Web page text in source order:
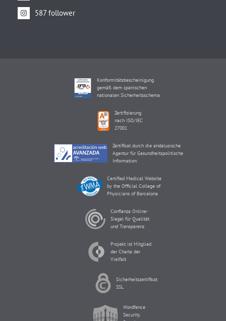
587 follower
Konformitätsbescheinigung
gemäß dem spanischen
nationalen Sicherheitsschema
Zertifizierung
nach ISO/IEC
27001
Zertifikat durch die andalusische
Agentur für Gesundheitspolitische
Information
Certified Medical Website
by the Official College of
Physicians of Barcelona
Confianza Online-
Siegel für Qualität
und Transparenz
Projekt ist Mitglied
der Charta der
Vielfalt
Sicherheitszertifikat
SSL
Wordfence
Security